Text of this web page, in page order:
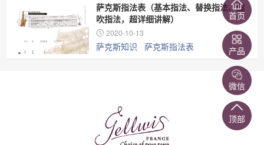
萨克斯指法表（基本指法、替换指法、超
吹指法，超详细讲解）
2020-10-13
萨克斯知识 萨克斯指法表
首页
产品
微信
顶部